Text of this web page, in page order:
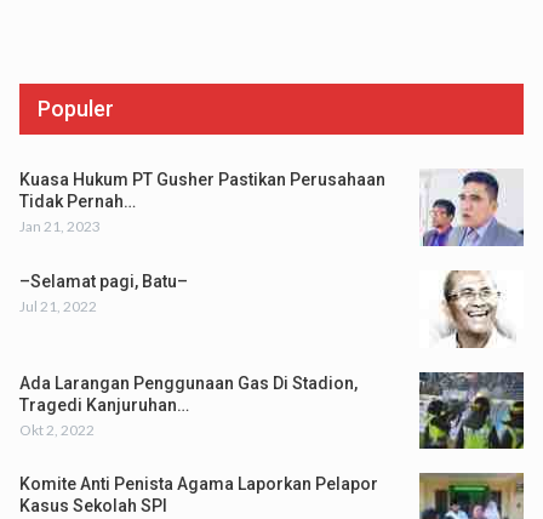
Populer
Kuasa Hukum PT Gusher Pastikan Perusahaan
Tidak Pernah…
Jan 21, 2023
–Selamat pagi, Batu–
Jul 21, 2022
Ada Larangan Penggunaan Gas Di Stadion,
Tragedi Kanjuruhan…
Okt 2, 2022
Komite Anti Penista Agama Laporkan Pelapor
Kasus Sekolah SPI